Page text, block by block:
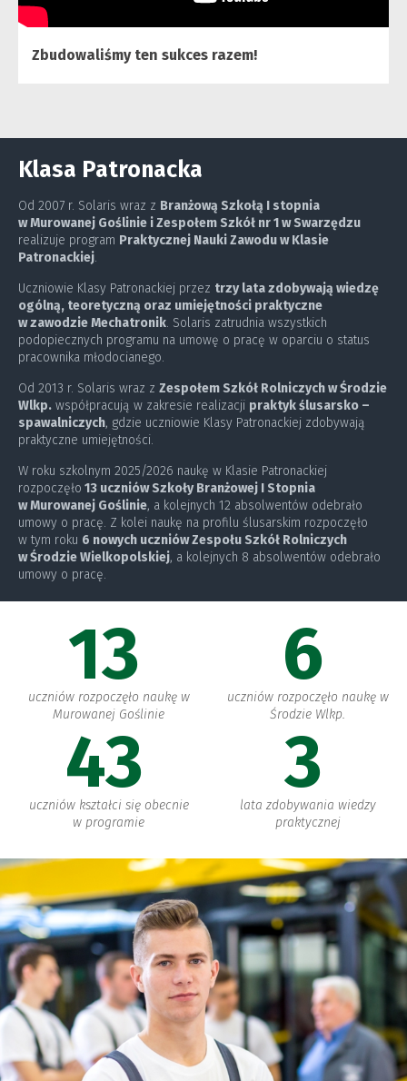
Zbudowaliśmy ten sukces razem!
Klasa Patronacka
Od 2007 r. Solaris wraz z Branżową Szkołą I stopnia
w Murowanej Goślinie i Zespołem Szkół nr 1 w Swarzędzu
realizuje program Praktycznej Nauki Zawodu w Klasie
Patronackiej.
Uczniowie Klasy Patronackiej przez trzy latazdobywają wiedzę
ogólną, teoretyczną oraz umiejętności praktyczne
w zawodzie Mechatronik. Solaris zatrudnia wszystkich
podopiecznych programu na umowę o pracę w oparciu o status
pracownika młodocianego.
Od 2013 r. Solaris wraz z Zespołem Szkół Rolniczych w Środzie
Wlkp. współpracują w zakresie realizacji praktyk ślusarsko –
spawalniczych, gdzie uczniowie Klasy Patronackiej zdobywają
praktyczne umiejętności.
W roku szkolnym 2025/2026 naukę w Klasie Patronackiej
rozpoczęło 13 uczniów Szkoły Branżowej I Stopnia
w Murowanej Goślinie, a kolejnych 12 absolwentów odebrało
umowy o pracę. Z kolei naukę na profilu ślusarskim rozpoczęło
w tym roku 6 nowych uczniów Zespołu Szkół Rolniczych
w Środzie Wielkopolskiej, a kolejnych 8 absolwentów odebrało
umowy o pracę.
13
uczniów rozpoczęło naukę w
Murowanej Goślinie
6
uczniów rozpoczęło naukę w
Środzie Wlkp.
43
uczniów kształci się obecnie
w programie
3
lata zdobywania wiedzy
praktycznej